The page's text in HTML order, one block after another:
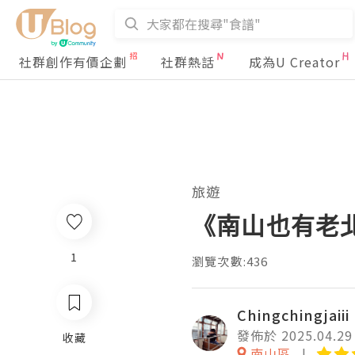
社群創作有價企劃 社群熱話 成為U Creator
1
收藏
旅遊
《南山也有
瀏覽次數:436
Chingchingjaiii
發佈於 2025.04.29